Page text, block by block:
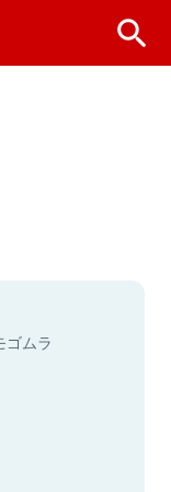
ゴムラ